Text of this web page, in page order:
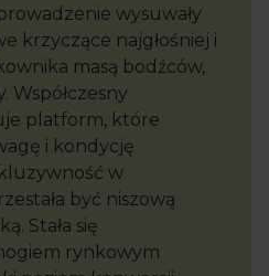
wysuwały
krzyczące najgłośniej i
masą bodźców,
Współczesny
platform, które
i kondycję
w
być niszową
Stała się
rynkowym